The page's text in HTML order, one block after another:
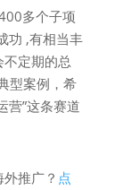
多个子项
功 ,有相当丰
定期的总
型案例，希
营”这条赛道
推广？ 点